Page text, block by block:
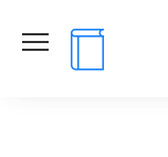
содержанию